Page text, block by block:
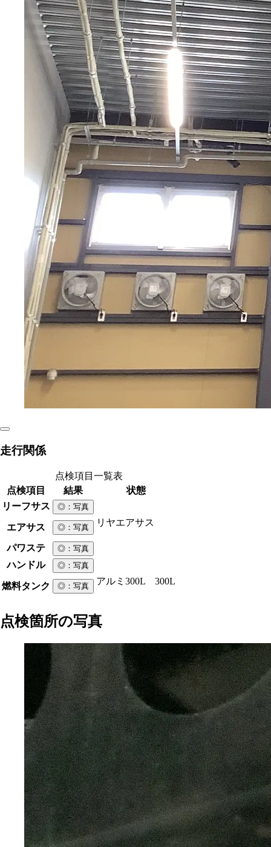
走行関係
点検項目一覧表
点検項目
結果
状態
リーフサス
◎ ：写真
エアサス ◎ ：写真 リヤエアサス
パワステ ◎ ：写真
ハンドル ◎ ：写真
燃料タンク ◎ ：写真 アルミ 300L 300L
点検箇所の写真